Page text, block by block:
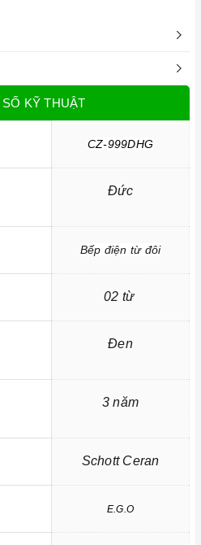
chịu lực chịu nhiệt tốt
Bếp điện từ đôi Canzy CZ-
KỸ THUẬT
CZ-999DHG
Đức
Bếp điện từ đôi
02 từ
Đen
3 năm
Schott Ceran
E.G.O